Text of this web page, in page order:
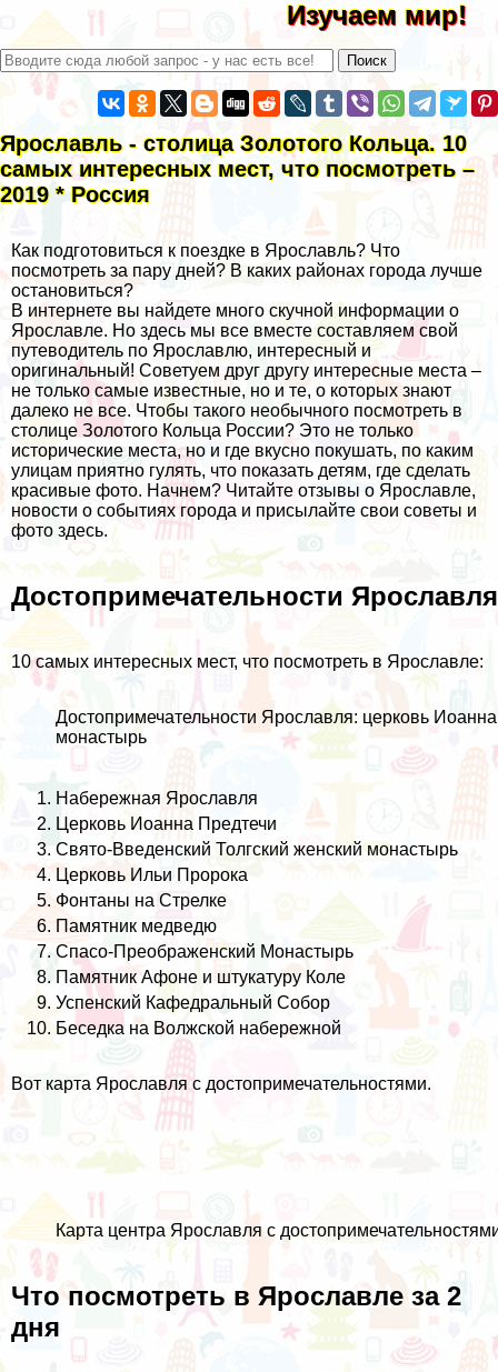
Изучаем мир!
Ярославль - столица Золотого Кольца. 10
самых интересных мест, что посмотреть –
2019 * Россия
Как подготовиться к поездке в Ярославль? Что
посмотреть за пару дней? В каких районах города лучше
остановиться?
В интернете вы найдете много скучной информации о
Ярославле. Но здесь мы все вместе составляем свой
путеводитель по Ярославлю, интересный и
оригинальный! Советуем друг другу интересные места –
не только самые известные, но и те, о которых знают
далеко не все. Чтобы такого необычного посмотреть в
столице Золотого Кольца России? Это не только
исторические места, но и где вкусно покушать, по каким
улицам приятно гулять, что показать детям, где сделать
красивые фото. Начнем? Читайте отзывы о Ярославле,
новости о событиях города и присылайте свои советы и
фото здесь.
Достопримечательности Ярославля
10 самых интересных мест, что посмотреть в Ярославле:
Достопримечательности Ярославля: церковь
монастырь
Набережная Ярославля
Церковь Иоанна Предтечи
Свято-Введенский Толгский женский монастырь
Церковь Ильи Пророка
Фонтаны на Стрелке
Памятник медведю
Спасо-Преображенский Монастырь
Памятник Афоне и штукатуру Коле
Успенский Кафедральный Собор
Беседка на Волжской набережной
Вот карта Ярославля с достопримечательностями.
Карта центра Ярославля с
Что посмотреть в Ярославле за 2
дня